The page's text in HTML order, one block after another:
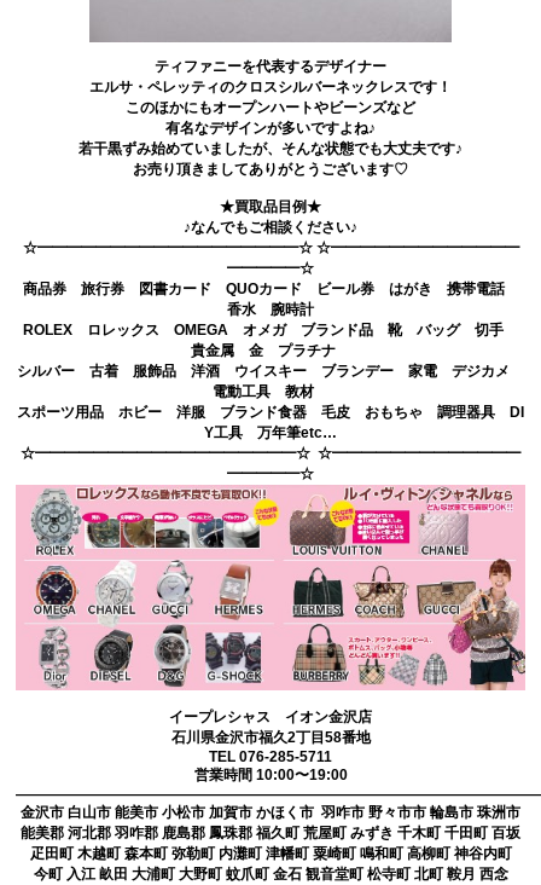
ティファニーを代表するデザイナー
エルサ・ペレッティのクロスシルバーネックレスです！
このほかにもオープンハートやビーンズなど
有名なデザインが多いですよね♪
若干黒ずみ始めていましたが、そんな状態でも大丈夫です♪
お売り頂きましてありがとうございます♡
★買取品目例★
♪なんでもご相談ください♪
☆━━━━━━━━━━━━━━━━━━☆ ☆━━━━━━━━━━━━━
━━━━━☆
商品券 旅行券 図書カード QUOカード ビール券 はがき 携帯電話
香水 腕時計
ROLEX ロレックス OMEGA オメガ ブランド品 靴 バッグ 切手
貴金属 金 プラチナ
シルバー 古着 服飾品 洋酒 ウイスキー ブランデー 家電 デジカメ
電動工具 教材
スポーツ用品 ホビー 洋服 ブランド食器 毛皮 おもちゃ 調理器具 DI
Y工具 万年筆etc…
☆━━━━━━━━━━━━━━━━━━☆ ☆━━━━━━━━━━━━━
━━━━━☆
イープレシャス イオン金沢店
石川県金沢市福久2丁目58番地
TEL 076-285-5711
営業時間 10:00〜19:00
金沢市 白山市 能美市 小松市 加賀市 かほく市 羽咋市 野々市市 輪島市 珠洲市
能美郡 河北郡 羽咋郡 鹿島郡 鳳珠郡 福久町 荒屋町 みずき 千木町 千田町 百坂
疋田町 木越町 森本町 弥勒町 内灘町 津幡町 粟崎町 鳴和町 高柳町 神谷内町
今町 入江 畝田 大浦町 大野町 蚊爪町 金石 観音堂町 松寺町 北町 鞍月 西念